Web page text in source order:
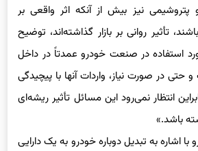
نیز بیش از آنکه اثر واقعی بر
تأثیر روانی بر بازار گذاشته‌اند، توضیح
استفاده در صنعت خودرو عمدتاً در داخل
در صورت نیاز، واردات آنها با پیچیدگی
انتظار نمی‌رود این مسائل تأثیر ریشه‌ای
باشد.»
با اشاره به تبدیل دوباره خودرو به یک دارایی